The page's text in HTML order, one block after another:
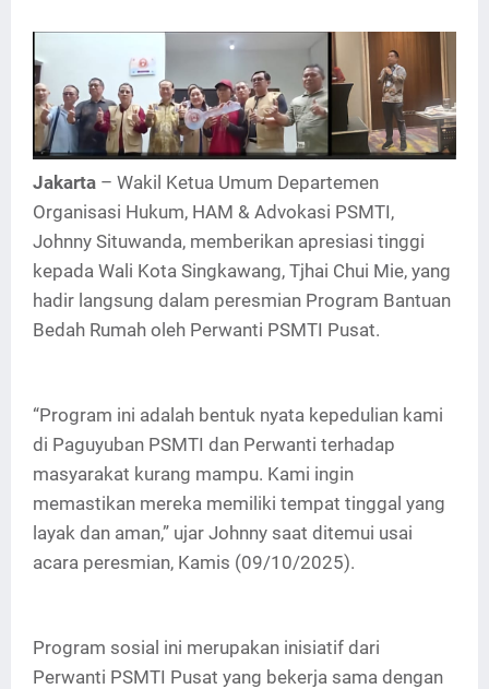
Jakarta – Wakil Ketua Umum Departemen
Organisasi Hukum, HAM & Advokasi PSMTI,
Johnny Situwanda, memberikan apresiasi tinggi
kepada Wali Kota Singkawang, Tjhai Chui Mie, yang
hadir langsung dalam peresmian Program Bantuan
Bedah Rumah oleh Perwanti PSMTI Pusat.
“Program ini adalah bentuk nyata kepedulian kami
di Paguyuban PSMTI dan Perwanti terhadap
masyarakat kurang mampu. Kami ingin
memastikan mereka memiliki tempat tinggal yang
layak dan aman,” ujar Johnny saat ditemui usai
acara peresmian, Kamis (09/10/2025).
Program sosial ini merupakan inisiatif dari
Perwanti PSMTI Pusat yang bekerja sama dengan